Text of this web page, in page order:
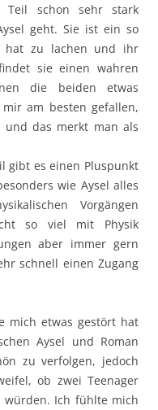
Teil schon sehr stark
geht. Sie ist ein so
hat zu lachen und ihr
sie einen wahren
die beiden etwas
am besten gefallen,
das merkt man als
gibt es einen Pluspunkt
wie Aysel alles
Vorgängen
so viel mit Physik
aber immer gern
schnell einen Zugang
mich etwas gestört hat
Aysel und Roman
zu verfolgen, jedoch
ob zwei Teenager
würden. Ich fühlte mich